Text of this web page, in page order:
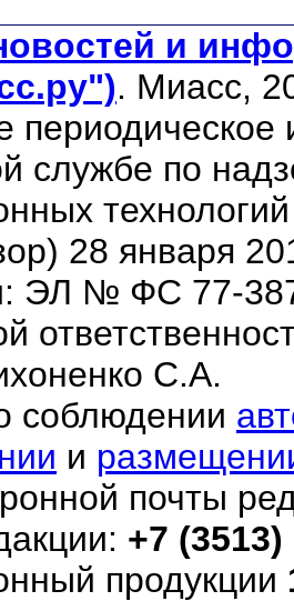
и
. Миасс,
периодическое
службе по
28 января
ЭЛ № ФС 77-
С.А.
соблюдении
и
почты
+7
продукции